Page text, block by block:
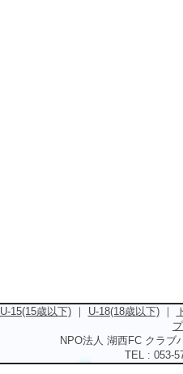
U-15(15歳以下)｜ U-18(18歳以下)｜
NPO法人 湖西FC クラ
TEL : 053-